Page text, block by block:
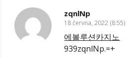
zqnlNp
18 června, 2022 (8:55)
에볼루션카지노
939zqnlNp.=+